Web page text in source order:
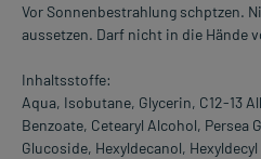
Vor Sonnenbestrahlung schptzen.
aussetzen. Darf nicht in die Hände
Inhaltsstoffe:
Aqua, Isobutane, Glycerin, C12-13
Benzoate, Cetearyl Alcohol, Persea
Glucoside, Hexyldecanol,